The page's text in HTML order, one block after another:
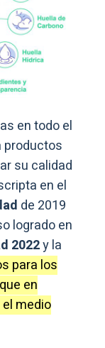
en todo el
productos
su calidad
en el
de 2019
logrado en
2022y la
para los
en
medio